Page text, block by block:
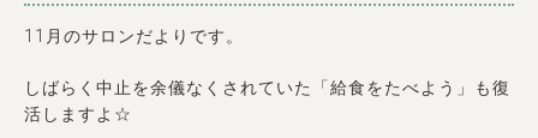
11月のサロンだよりです。
しばらく中止を余儀なくされていた「給食をたべよう」も復
活しますよ☆